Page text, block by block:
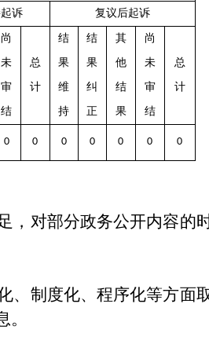
诉 复议后起诉
尚
未
审
结
总
计
结
果
维
持
结
果
纠
正
其
他
结
果
尚
未
审
结
总
计
0 0 0 0 0 0 0
，对部分政务公开内容的
、制度化、程序化等方面